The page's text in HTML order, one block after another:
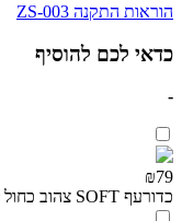
הוראות התקנה ZS-003
כדאי לכם להוסיף
-
₪79
כדורעף SOFT צהוב כחול לבן OK